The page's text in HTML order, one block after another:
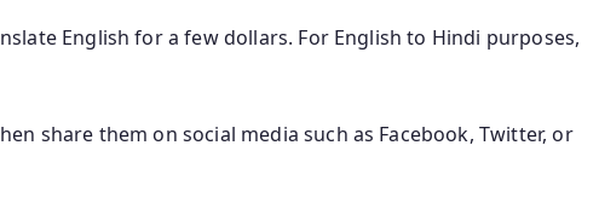
English for a few dollars. For English to Hindi purposes,
share them on social media such as Facebook, Twitter, or